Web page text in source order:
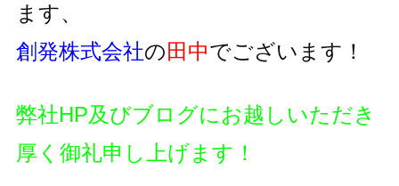
ます、
創発株式会社の田中でございます！
弊社HP及びブログにお越しいただき
厚く御礼申し上げます！